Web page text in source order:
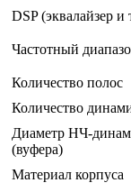
DSP (эквалайзер и
Частотный
Количество полос
Количество
Диаметр НЧ-
(вуфера)
Материал корпуса